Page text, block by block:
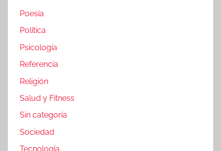
Poesía
Política
Psicología
Referencia
Religión
Salud y Fitness
Sin categoría
Sociedad
Tecnología